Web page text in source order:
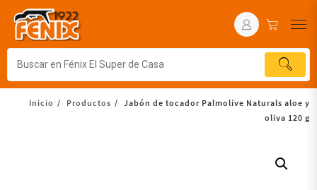
Inicio Productos
Jabón de tocador Palmolive Naturals aloe y
oliva 120 g